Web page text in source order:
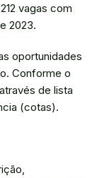
vagas com
2023.
as oportunidades
Conforme o
de lista
(cotas).